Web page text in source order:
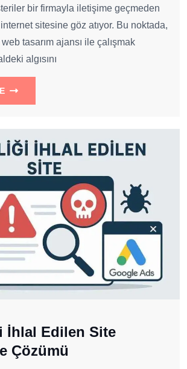
bir firmayla iletişime geçmeden
sitesine göz atıyor. Bu noktada,
tasarım ajansı ile çalışmak
algısını
İhlal Edilen Site
Çözümü